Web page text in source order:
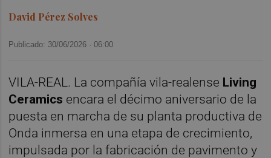
David Pérez Solves
Publicado: 30/06/2026 ·06:00
VILA-REAL. La compañía vila-realense Living
Ceramics encara el décimo aniversario de la
puesta en marcha de su planta productiva de
Onda inmersa en una etapa de crecimiento,
impulsada por la fabricación de pavimento y